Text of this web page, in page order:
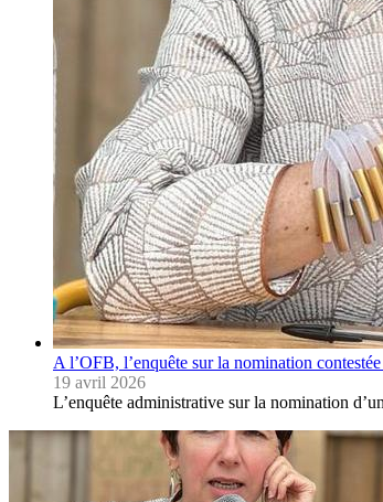
A l’OFB, l’enquête sur la nomination
19 avril 2026
L’enquête administrative sur la nomination